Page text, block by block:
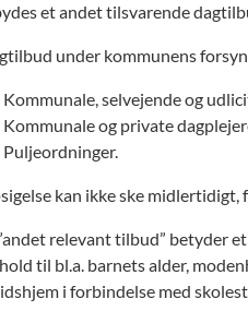
et andet tilsvarende
under kommunens
Kommunale, selvejende og
Kommunale og private
Puljeordninger.
kan ikke ske
relevant tilbud” betyder
til bl.a. barnets alder,
i forbindelse med